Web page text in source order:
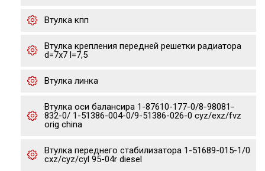
Втулка кпп
Втулка крепления передней решетки радиатора
d=7x7 l=7,5
Втулка линка
Втулка оси балансира 1-87610-177-0/8-98081-
832-0/ 1-51386-004-0/9-51386-026-0 cyz/exz/fvz
orig china
Втулка переднего стабилизатора 1-51689-015-1/0
cxz/cyz/cyl 95-04r diesel